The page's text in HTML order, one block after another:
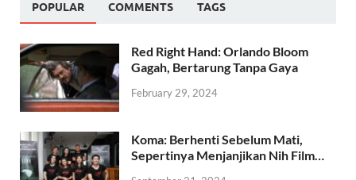
POPULAR COMMENTS TAGS
Red Right Hand: Orlando Bloom
Gagah, Bertarung Tanpa Gaya
February 29, 2024
Koma: Berhenti Sebelum Mati,
Sepertinya Menjanjikan Nih Film…